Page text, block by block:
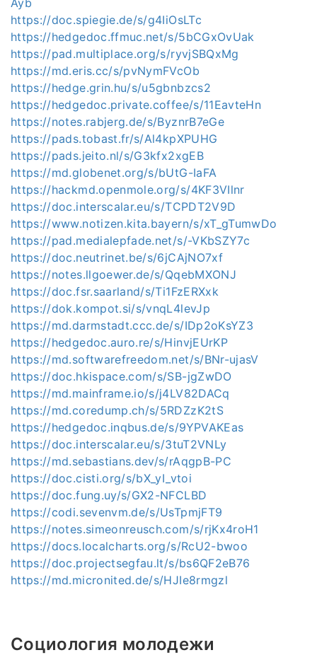
https://doc.spiegie.de/s/g4IiOsLTc
https://hedgedoc.ffmuc.net/s/5bCGxOvUak
https://pad.multiplace.org/s/ryvjSBQxMg
https://md.eris.cc/s/pvNymFVcOb
https://hedge.grin.hu/s/u5gbnbzcs2
https://hedgedoc.private.coffee/s/11EavteHn
https://notes.rabjerg.de/s/ByznrB7eGe
https://pads.tobast.fr/s/Al4kpXPUHG
https://pads.jeito.nl/s/G3kfx2xgEB
https://md.globenet.org/s/bUtG-IaFA
https://hackmd.openmole.org/s/4KF3VIlnr
https://doc.interscalar.eu/s/TCPDT2V9D
https://www.notizen.kita.bayern/s/xT_gTumwDo
https://pad.medialepfade.net/s/-VKbSZY7c
https://doc.neutrinet.be/s/6jCAjNO7xf
https://notes.llgoewer.de/s/QqebMXONJ
https://doc.fsr.saarland/s/Ti1FzERXxk
https://dok.kompot.si/s/vnqL4levJp
https://md.darmstadt.ccc.de/s/IDp2oKsYZ3
https://hedgedoc.auro.re/s/HinvjEUrKP
https://md.softwarefreedom.net/s/BNr-ujasV
https://doc.hkispace.com/s/SB-jgZwDO
https://md.mainframe.io/s/j4LV82DACq
https://md.coredump.ch/s/5RDZzK2tS
https://hedgedoc.inqbus.de/s/9YPVAKEas
https://doc.interscalar.eu/s/3tuT2VNLy
https://md.sebastians.dev/s/rAqgpB-PC
https://doc.cisti.org/s/bX_yI_vtoi
https://doc.fung.uy/s/GX2-NFCLBD
https://codi.sevenvm.de/s/UsTpmjFT9
https://notes.simeonreusch.com/s/rjKx4roH1
https://docs.localcharts.org/s/RcU2-bwoo
https://doc.projectsegfau.lt/s/bs6QF2eB76
https://md.micronited.de/s/HJIe8rmgzl
Социология молодежи